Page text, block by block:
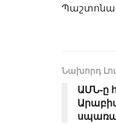
Նախորդ
ԱՄՆ-ը